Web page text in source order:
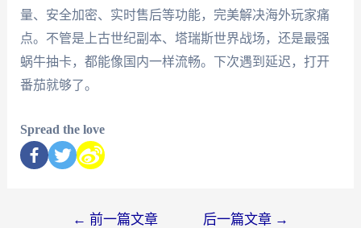
量、安全加密、实时售后等功能，完美解决海外玩家痛
点。不管是上古世纪副本、塔瑞斯世界战场，还是最强
蜗牛抽卡，都能像国内一样流畅。下次遇到延迟，打开
番茄就够了。
Spread the love
← 前一篇文章 后一篇文章 →